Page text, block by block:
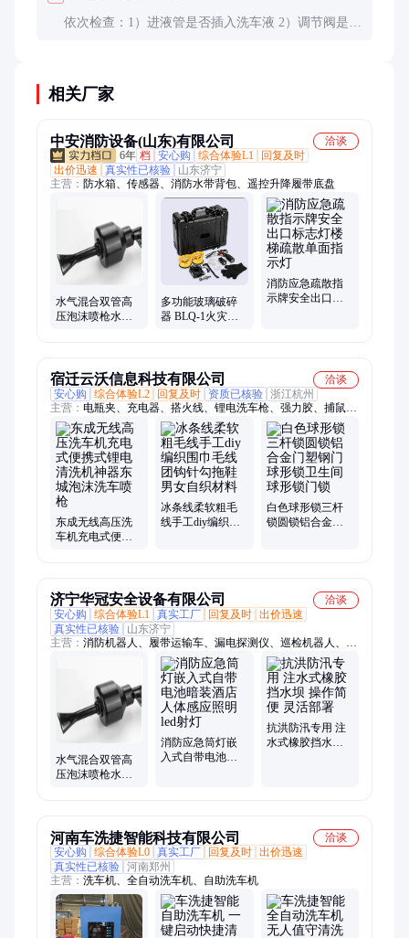
依次检查：1）进液管是否插入洗车液 2）调节阀是否
相关厂家
中安消防设备(山东)有限公司
洽谈
6年 档 安心购 综合体验L1
回复及时
出价迅速
真实性已核验
山东济宁
主营： 防水箱、传感器、消防水带背包、遥控升降履带底盘
水气混合双管高
压泡沫喷枪水汽
多功能玻璃破碎
器 BLQ-1火灾逃
消防应急疏散指
示牌安全出口标
宿迁云沃信息科技有限公司
洽谈
安心购
综合体验L2 回复及时 资质已核验 浙江杭州
主营： 电瓶夹、充电器、搭火线、锂电洗车枪、强力胶、捕鼠
器、按压嘴、嘴泵头、控制器、蚝油瓶、小拉手、瓶压嘴、鼠神
器、墙壁门、连接线、粘鼠板、电瓶线、逆变器、螺丝贴、补鞋
胶、粘鞋胶、标卡尺、老鼠夹、转换器、pu皮鞋aj、橱柜把手
东成无线高压洗
车机充电式便携
冰条线柔软粗毛
线手工diy编织围
白色球形锁三杆
锁圆锁铝合金门
济宁华冠安全设备有限公司
洽谈
安心购
综合体验L1 真实工厂 回复及时 出价迅速
真实性已核验
山东济宁
主营： 消防机器人、履带运输车、漏电探测仪、巡检机器人、消
防箱、消防服、破拆工具组、干粉灭火器、打药喷雾机、传感
器、电磁阀、保护器、电动脚手架、装载机电子秤、砌筑升降平
台、光伏板升降机、内撑吊具、混凝土振动棒、打标机、裁剪
机、研磨机、压铆机、小型装载机、洗消剂、防爆风机
水气混合双管高
压泡沫喷枪水汽
消防应急筒灯嵌
入式自带电池暗
抗洪防汛专用 注
水式橡胶挡水坝
河南车洗捷智能科技有限公司
洽谈
安心购
综合体验L0 真实工厂 回复及时 出价迅速
真实性已核验 河南郑州
主营： 洗车机、全自动洗车机、自助洗车机